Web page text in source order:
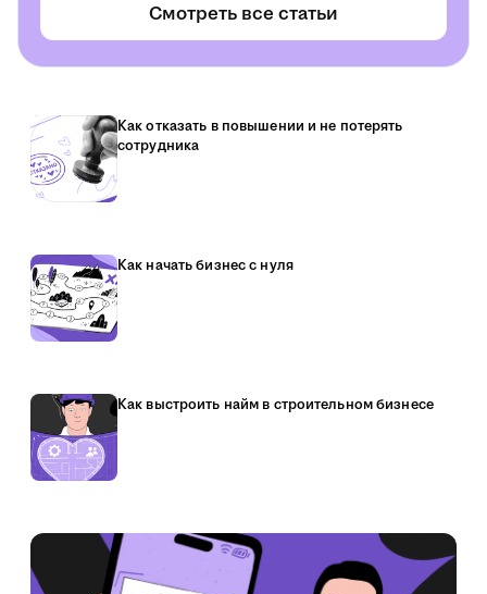
Смотреть все статьи
Как отказать в повышении и не потерять
сотрудника
Как начать бизнес с нуля
Как выстроить найм в строительном бизнесе